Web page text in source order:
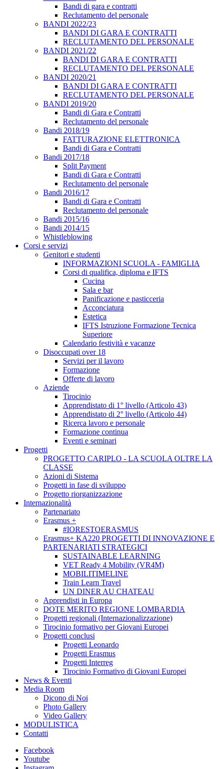
Bandi di gara e contratti
Reclutamento del personale
BANDI 2022/23
BANDI DI GARA E CONTRATTI
RECLUTAMENTO DEL PERSONALE
BANDI 2021/22
BANDI DI GARA E CONTRATTI
RECLUTAMENTO DEL PERSONALE
BANDI 2020/21
BANDI DI GARA E CONTRATTI
RECLUTAMENTO DEL PERSONALE
BANDI 2019/20
Bandi di Gara e Contratti
Reclutamento del personale
Bandi 2018/19
FATTURAZIONE ELETTRONICA
Bandi di Gara e Contratti
Bandi 2017/18
Split Payment
Bandi di Gara e Contratti
Reclutamento del personale
Bandi 2016/17
Bandi di Gara e Contratti
Reclutamento del personale
Bandi 2015/16
Bandi 2014/15
Whistleblowing
Corsi e servizi
Genitori e studenti
INFORMAZIONI SCUOLA - FAMIGLIA
Corsi di qualifica, diploma e IFTS
Cucina
Sala e bar
Panificazione e pasticceria
Acconciatura
Estetica
IFTS Istruzione Formazione Tecnica
Superiore
Calendario festività e vacanze
Disoccupati over 18
Servizi per il lavoro
Formazione
Offerte di lavoro
Aziende
Tirocinio
Apprendistato di 1° livello (Articolo 43)
Apprendistato di 2° livello (Articolo 44)
Ricerca lavoro e personale
Formazione continua
Eventi e seminari
Progetti
PROGETTO CARIPLO - LA SCUOLA OLTRE LA
CLASSE
Azioni di Sistema
Progetti in fase di sviluppo
Progetto riorganizzazione
Internazionalità
Partenariato
Erasmus +
#IORESTOERASMUS
Erasmus+ KA220 PROGETTI DI INNOVAZIONE E
PARTENARIATI STRATEGICI
SUSTAINABLE LEARNING
VET Ready 4 Mobility (VR4M)
MOBILITIMELINE
Train Learn Travel
UN DINER AU CHATEAU
Apprendisti in Europa
DOTE MERITO REGIONE LOMBARDIA
Progetti regionali (Internazionalizzazione)
Tirocinio formativo per Giovani Europei
Progetti conclusi
Progetti Leonardo
Progetti Erasmus
Progetti Interreg
Tirocinio Formativo di Giovani Europei
News & Eventi
Media Room
Dicono di Noi
Photo Gallery
Video Gallery
MODULISTICA
Contatti
Facebook
Youtube